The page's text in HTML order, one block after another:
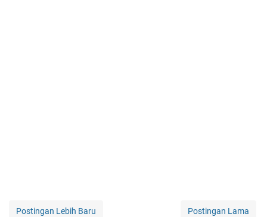
Postingan Lebih Baru Postingan Lama